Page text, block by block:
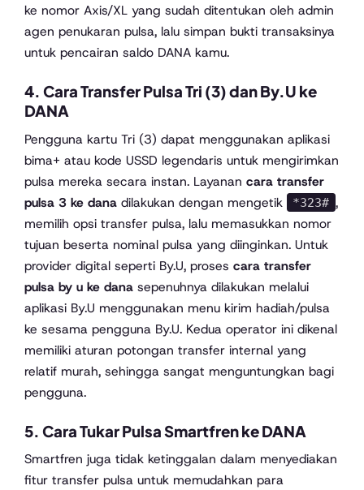
ke nomor Axis/XL yang sudah ditentukan oleh admin
agen penukaran pulsa, lalu simpan bukti transaksinya
untuk pencairan saldo DANA kamu.
4. Cara Transfer Pulsa Tri (3) dan By.U ke
DANA
Pengguna kartu Tri (3) dapat menggunakan aplikasi
bima+ atau kode USSD legendaris untuk mengirimkan
pulsa mereka secara instan. Layanan cara transfer
pulsa 3 ke dana dilakukan dengan mengetik *323# ,
memilih opsi transfer pulsa, lalu memasukkan nomor
tujuan beserta nominal pulsa yang diinginkan. Untuk
provider digital seperti By.U, proses cara transfer
pulsa by u ke dana sepenuhnya dilakukan melalui
aplikasi By.U menggunakan menu kirim hadiah/pulsa
ke sesama pengguna By.U. Kedua operator ini dikenal
memiliki aturan potongan transfer internal yang
relatif murah, sehingga sangat menguntungkan bagi
pengguna.
5. Cara Tukar Pulsa Smartfren ke DANA
Smartfren juga tidak ketinggalan dalam menyediakan
fitur transfer pulsa untuk memudahkan para